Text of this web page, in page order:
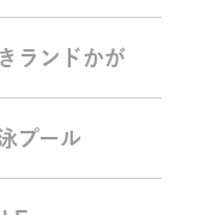
ランドかが
プール